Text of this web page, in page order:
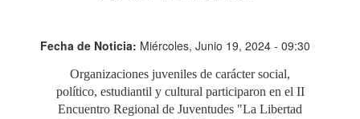
Fecha de Noticia: Miércoles, Junio 19, 2024 - 09:30
Organizaciones juveniles de carácter social,
político, estudiantil y cultural participaron en el II
Encuentro Regional de Juventudes "La Libertad